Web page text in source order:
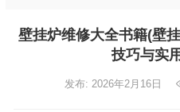
壁挂炉维修大全书籍(壁
技巧与实
发布: 2026年2月16日